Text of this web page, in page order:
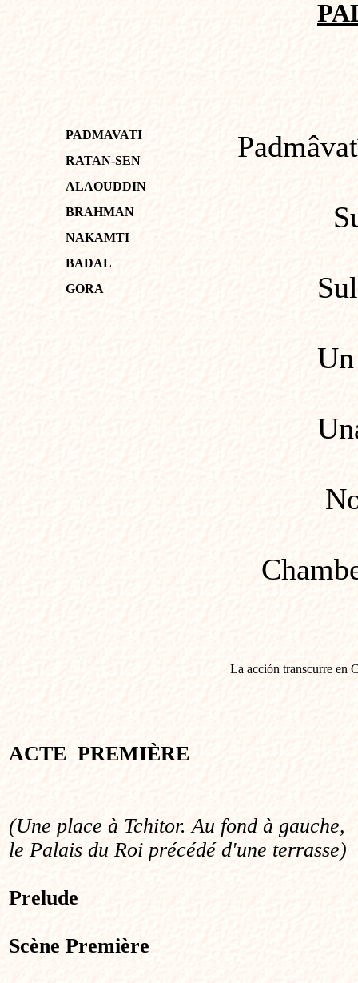
PADMAVATI
RATAN-SEN
ALAOUDDIN
BRAHMAN
NAKAMTI
BADAL
GORA
Padmâvatî,
Su
Sultán
Un
Una
Noble
La acción transcurre en
ACTE PREMIÈRE
(Une place à Tchitor. Au fond à gauche,
le Palais du Roi précédé d'une terrasse)
Prelude
Scène Première